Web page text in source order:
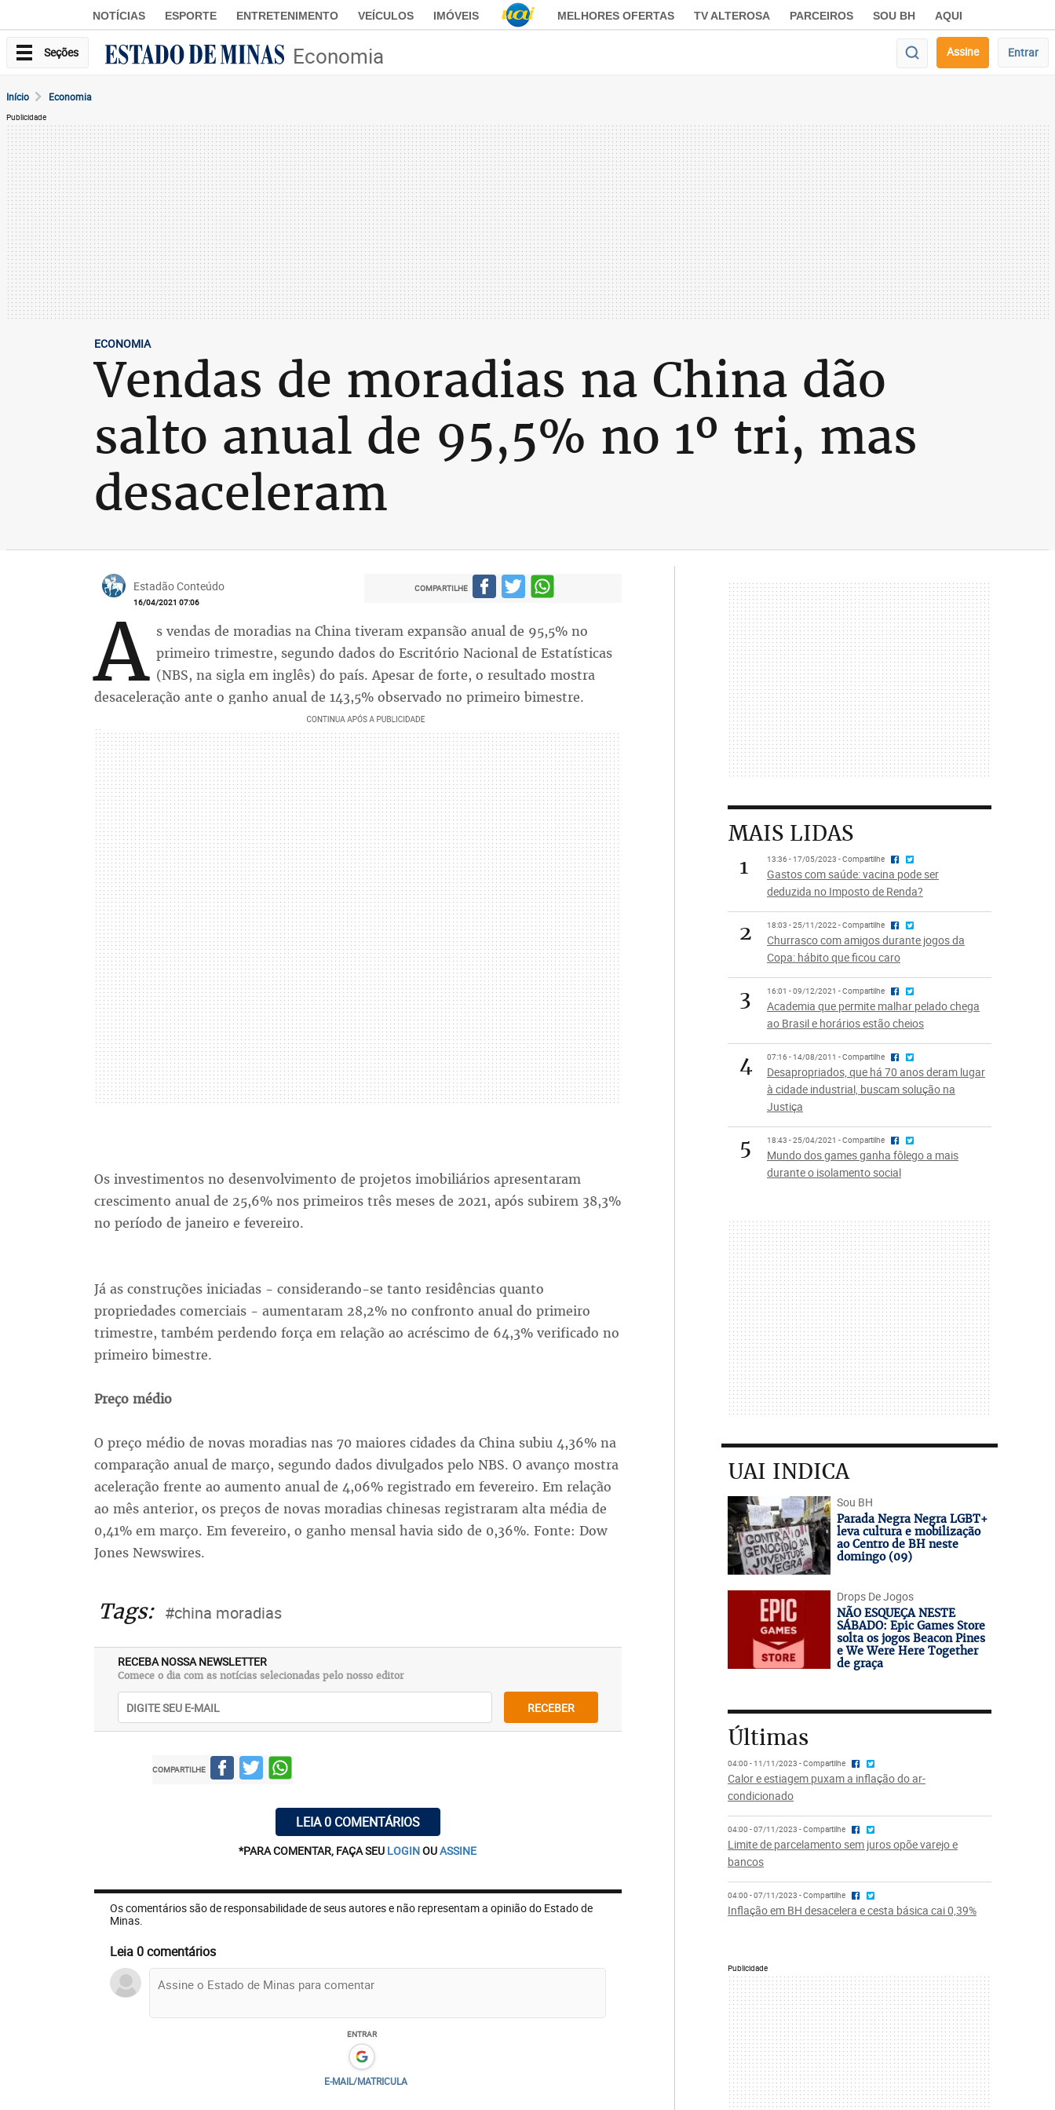
NOTÍCIAS ESPORTE ENTRETENIMENTO VEÍCULOS IMÓVEIS MELHORES OFERTAS TV ALTEROSA PARCEIROS SOU BH AQUI
Seções Economia Assine Entrar
Início Economia
Publicidade
ECONOMIA
Vendas de moradias na China dão
salto anual de 95,5% no 1º tri, mas
desaceleram
Estadão Conteúdo
16/04/2021 07:06
COMPARTILHE
A s vendas de moradias na China tiveram expansão anual de 95,5% no
primeiro trimestre, segundo dados do Escritório Nacional de Estatísticas
(NBS, na sigla em inglês) do país. Apesar de forte, o resultado mostra
desaceleração ante o ganho anual de 143,5% observado no primeiro bimestre.
Os investimentos no desenvolvimento de projetos imobiliários apresentaram
crescimento anual de 25,6% nos primeiros três meses de 2021, após subirem 38,3%
no período de janeiro e fevereiro.
Já as construções iniciadas - considerando-se tanto residências quanto
propriedades comerciais - aumentaram 28,2% no confronto anual do primeiro
trimestre, também perdendo força em relação ao acréscimo de 64,3% verificado no
primeiro bimestre.
Preço médio
O preço médio de novas moradias nas 70 maiores cidades da China subiu 4,36% na
comparação anual de março, segundo dados divulgados pelo NBS. O avanço mostra
aceleração frente ao aumento anual de 4,06% registrado em fevereiro. Em relação
ao mês anterior, os preços de novas moradias chinesas registraram alta média de
0,41% em março. Em fevereiro, o ganho mensal havia sido de 0,36%. Fonte: Dow
Jones Newswires.
Tags: #china moradias
RECEBA NOSSA NEWSLETTER
Comece o dia com as notícias selecionadas pelo nosso editor
RECEBER
COMPARTILHE
LEIA 0 COMENTÁRIOS
*PARA COMENTAR, FAÇA SEU LOGINOUASSINE
Os comentários são de responsabilidade de seus autores e não representam a opinião do Estado de
Minas.
Leia 0 comentários
ENTRAR
E-MAIL/MATRICULA
MAIS LIDAS
1
13:36 - 17/05/2023 - Compartilhe
Gastos com saúde: vacina pode ser
deduzida no Imposto de Renda?
2 18:03 - 25/11/2022 - Compartilhe
Churrasco com amigos durante jogos da
Copa: hábito que ficou caro
3 16:01 - 09/12/2021 - Compartilhe
Academia que permite malhar pelado chega
ao Brasil e horários estão cheios
4 07:16 - 14/08/2011 - Compartilhe
Desapropriados, que há 70 anos deram lugar
à cidade industrial, buscam solução na
Justiça
5 18:43 - 25/04/2021 - Compartilhe
Mundo dos games ganha fôlego a mais
durante o isolamento social
UAI INDICA
Sou BH
Parada Negra Negra LGBT+
leva cultura e mobilização
ao Centro de BH neste
domingo (09)
Drops De Jogos
NÃO ESQUEÇA NESTE
SÁBADO: Epic Games Store
solta os jogos Beacon Pines
e We Were Here Together
de graça
Últimas
04:00 - 11/11/2023 - Compartilhe
Calor e estiagem puxam a inflação do ar-
condicionado
04:00 - 07/11/2023 - Compartilhe
Limite de parcelamento sem juros opõe varejo e
bancos
04:00 - 07/11/2023 - Compartilhe
Inflação em BH desacelera e cesta básica cai 0,39%
Publicidade